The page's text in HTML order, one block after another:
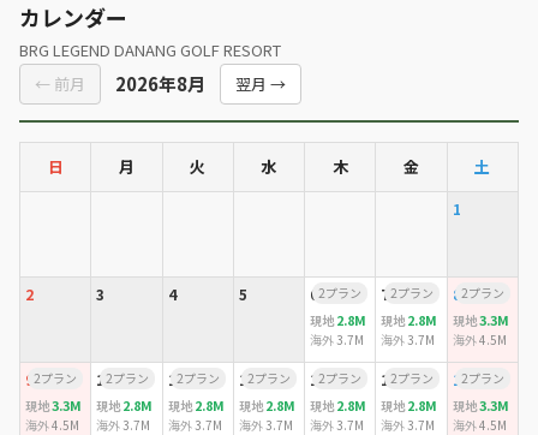
カレンダー
BRG LEGEND DANANG GOLF RESORT
← 前月
2026年8月 翌月 →
日 月 火 水 木 金 土
1
2 3 4 5 62プラン
現地2.8M
海外3.7M
7 2プラン
現地2.8M
海外3.7M
8 2プラン
現地3.3M
海外4.5M
9 2プラン
現地3.3M
海外4.5M
102プラン
現地2.8M
海外3.7M
112プラン
現地 2.8M
海外3.7M
122プラン
現地 2.8M
海外3.7M
132プラン
現地2.8M
海外3.7M
142プラン
現地2.8M
海外3.7M
152プラン
現地3.3M
海外4.5M